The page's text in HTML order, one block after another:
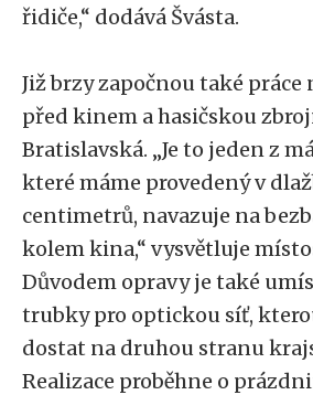
řidiče,“ dodává Švásta.
Již brzy započnou také
před kinem a hasičskou
Bratislavská. „Je to jeden z
které máme provedený v
centimetrů, navazuje na
kolem kina,“ vysvětluje
Důvodem opravy je také
trubky pro optickou síť,
dostat na druhou stranu
Realizace proběhne o